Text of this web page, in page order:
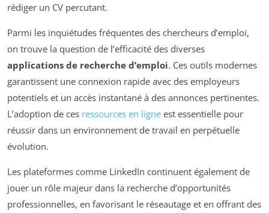
rédiger un CV percutant.
Parmi les inquiétudes fréquentes des chercheurs d’emploi,
on trouve la question de l’efficacité des diverses
applications de recherche d’emploi. Ces outils modernes
garantissent une connexion rapide avec des employeurs
potentiels et un accès instantané à des annonces pertinentes.
L’adoption de ces ressources en ligne est essentielle pour
réussir dans un environnement de travail en perpétuelle
évolution.
Les plateformes comme LinkedIn continuent également de
jouer un rôle majeur dans la recherche d’opportunités
professionnelles, en favorisant le réseautage et en offrant des